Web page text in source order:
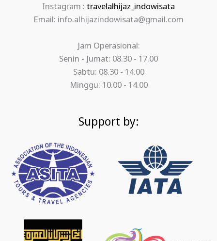
Instagram : travelalhijaz_indowisata
Email: info.alhijazindowisata@gmail.com
Jam Operasional:
Senin - Jumat: 08.30 - 17.00
Sabtu: 08.30 - 14.00
Minggu: 10.00 - 14.00
Support by: